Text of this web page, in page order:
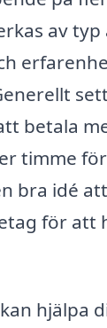
av typ
betala
timme
bra idé
för att
hjälpa